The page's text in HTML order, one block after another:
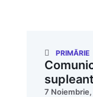
PRIMĂRIE
7